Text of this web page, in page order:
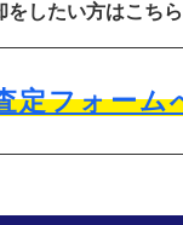
をしたい方はこち
定フォーム